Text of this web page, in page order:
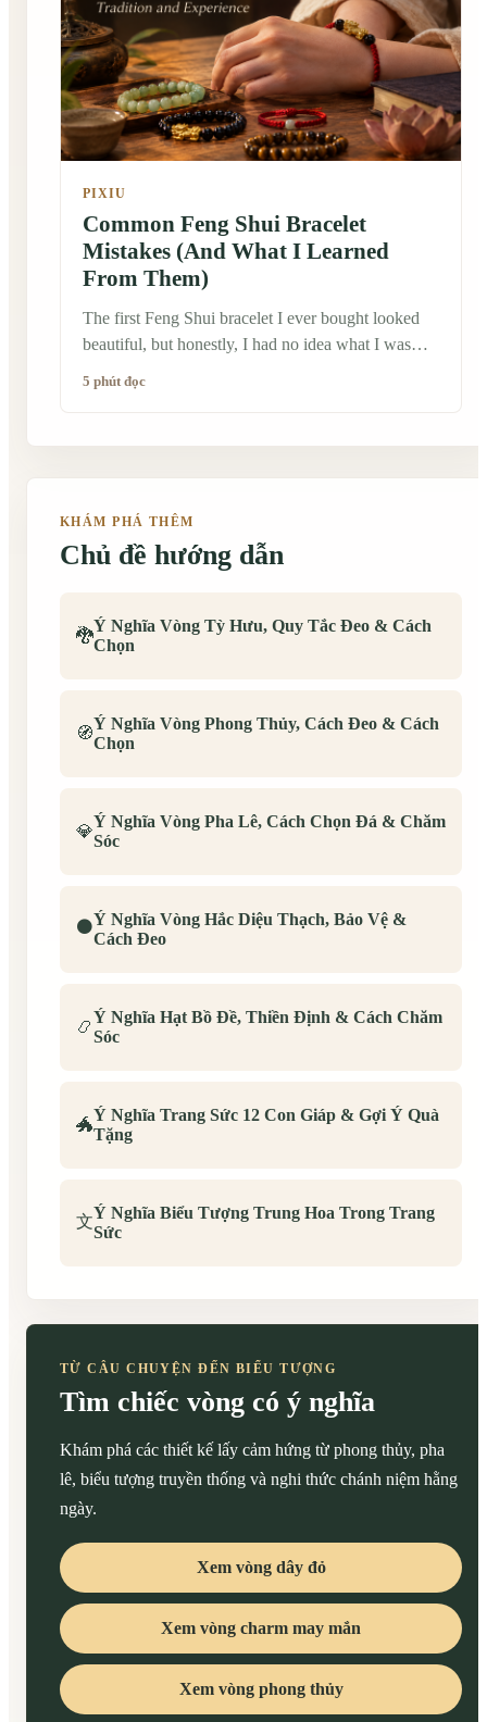
one another, especially when they reflect different
intentions or simply make you feel good.
PIXIU
Common Feng Shui Bracelet
Mistakes (And What I Learned
From Them)
The first Feng Shui bracelet I ever bought looked
beautiful, but honestly, I had no idea what I was
see these bracelets as ordinary accessories.
Traditionally, they're worn with a bit more intention.
to follow. Feng Shui is deeply personal, and
different families often have different customs. Still,
Chinese culture.
5 phút đọc
KHÁM PHÁ THÊM
Chủ đề hướng dẫn
🐉
Ý Nghĩa Vòng Tỳ Hưu, Quy Tắc Đeo & Cách
Chọn
🧭
Ý Nghĩa Vòng Phong Thủy, Cách Đeo & Cách
Chọn
💎
Ý Nghĩa Vòng Pha Lê, Cách Chọn Đá & Chăm
Sóc
⚫Ý Nghĩa Vòng Hắc Diệu Thạch, Bảo Vệ &
Cách Đeo
📿
Ý Nghĩa Hạt Bồ Đề, Thiền Định & Cách Chăm
Sóc
🐲
Ý Nghĩa Trang Sức 12 Con Giáp & Gợi Ý Quà
Tặng
文Ý Nghĩa Biểu Tượng Trung Hoa Trong Trang
Sức
TỪ CÂU CHUYỆN ĐẾN BIỂU TƯỢNG
Tìm chiếc vòng có ý nghĩa
Khám phá các thiết kế lấy cảm hứng từ phong thủy, pha
lê, biểu tượng truyền thống và nghi thức chánh niệm hằng
ngày.
Xem vòng dây đỏ
Xem vòng charm may mắn
Xem vòng phong thủy